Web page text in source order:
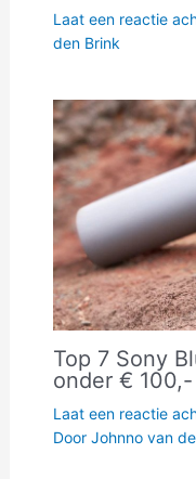
Laat een reactie
den Brink
Top 7 Sony
onder €
Laat een reactie
Door Johnno van